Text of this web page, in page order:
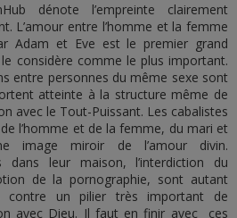
dénote l’empreinte clairement
L’amour entre l’homme et la femme
Adam et Eve est le premier grand
considère comme le plus important.
entre personnes du même sexe sont
atteinte à la structure même de
avec le Tout-Puissant. Les cabalistes
l’homme et de la femme, du mari et
image miroir de l’amour divin.
dans leur maison, l’interdiction du
de la pornographie, sont autant
contre un pilier très important de
avec Dieu. Il faut en finir avec ces